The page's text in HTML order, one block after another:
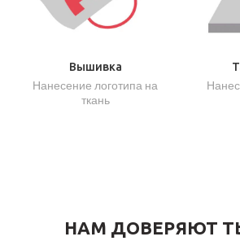
Вышивка
Нанесение логотипа на
ткань
НАМ ДОВЕРЯЮТ